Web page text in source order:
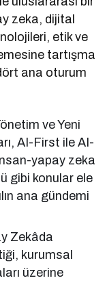
zeka, dijital
etik ve
tartışma
ana oturum
ve Yeni
AI-First ile AI-
yapay zeka
gibi konular ele
ana gündemi
Zekâda
kurumsal
üzerine